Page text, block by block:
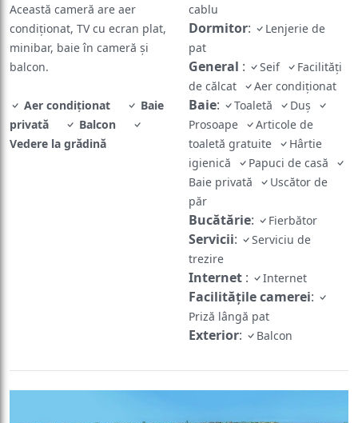
Această cameră are aer
condiționat, TV cu ecran plat,
minibar, baie în cameră și
balcon.
Aer condiționat
Baie
privată
Balcon
Vedere la grădină
cablu
Dormitor:
Lenjerie de
pat
General : Seif
Facilități
de călcat
Aer condiționat
Baie: Toaletă
Duș
Prosoape
Articole de
toaletă gratuite
Hârtie
igienică
Papuci de casă
Baie privată
Uscător de
păr
Bucătărie: Fierbător
Servicii:
Serviciu de
trezire
Internet : Internet
Facilităţile camerei:
Priză lângă pat
Exterior: Balcon